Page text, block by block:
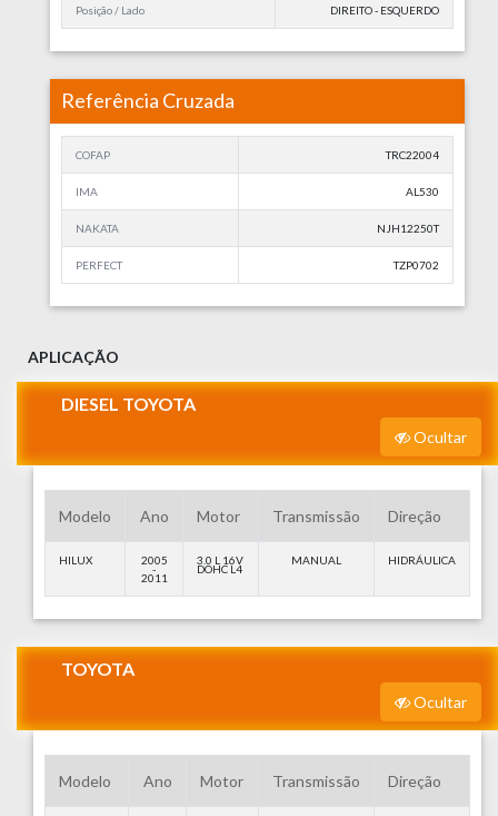
Posição / Lado DIREITO - ESQUERDO
Referência Cruzada
COFAP TRC22004
IMA AL530
NAKATA NJH12250T
PERFECT TZP0702
APLICAÇÃO
DIESEL TOYOTA
Ocultar
Modelo Ano Motor Transmissão Direção
HILUX 2005
-
2011
3.0 L 16V
DOHC L4
MANUAL HIDRÁULICA
TOYOTA
Ocultar
Modelo Ano Motor Transmissão Direção